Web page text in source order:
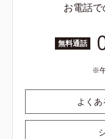
お電話
無料通話
よく